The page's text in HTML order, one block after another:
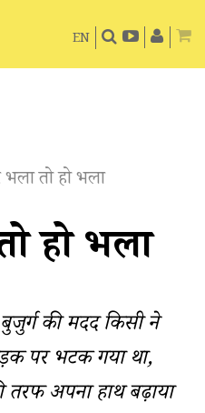
EN
तो हो भला
हो भला
की मदद किसी ने
पर भटक गया था,
अपना हाथ बढ़ाया